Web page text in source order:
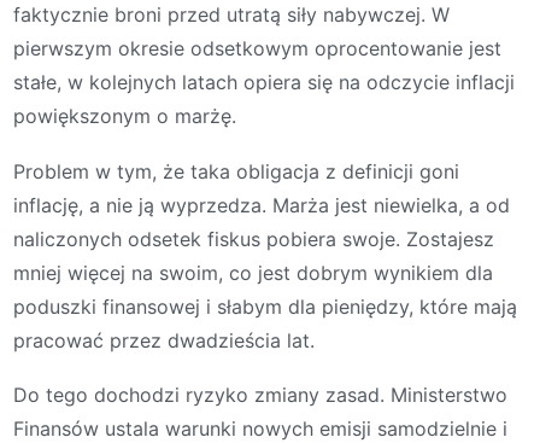
faktycznie broni przed utratą siły nabywczej. W
pierwszym okresie odsetkowym oprocentowanie jest
stałe, w kolejnych latach opiera się na odczycie inflacji
powiększonym o marżę.
Problem w tym, że taka obligacja z definicji goni
inflację, a nie ją wyprzedza. Marża jest niewielka, a od
naliczonych odsetek fiskus pobiera swoje. Zostajesz
mniej więcej na swoim, co jest dobrym wynikiem dla
poduszki finansowej i słabym dla pieniędzy, które mają
pracować przez dwadzieścia lat.
Do tego dochodzi ryzyko zmiany zasad. Ministerstwo
Finansów ustala warunki nowych emisji samodzielnie i